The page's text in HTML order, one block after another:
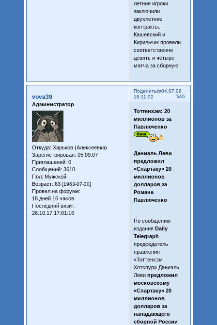
летние игроки
заключили
двухлетние
контракты.
Кашевский и
Кирильчик провели
соответственно
девять и четыре
матча за сборную.
Поделиться
546
04.07.08
18:11:02
vova39
Администратор
Откуда: Харьков (Алексеевка)
Зарегистрирован: 05.09.07
Приглашений: 0
Сообщений: 3610
Пол: Мужской
Возраст: 63 [1963-07-30]
Провел на форуме:
18 дней 16 часов
Последний визит:
26.10.17 17:01:16
Тоттенхэм: 20
миллионов за
Павлюченко
Даниэль Леви
предложил
«Спартаку» 20
миллионов
долларов за
Романа
Павлюченко
По сообщению
издания Daily
Telegraph
председатель
правления
«Тоттенхэм
Хотспур» Даниэль
Леви предложил
московскому
«Спартаку» 20
миллионов
долларов за
нападающего
сборной России